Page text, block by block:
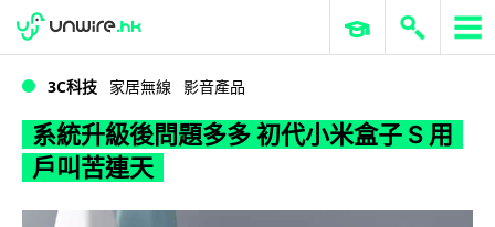
WWDC 2026 ERP 與商業 AI
3C科技 家居無線 影音產品
系統升級後問題多多 初代小米盒子 S 用
戶叫苦連天